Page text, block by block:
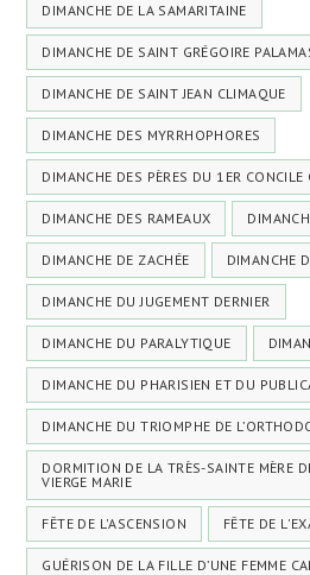
DIMANCHE DE LA SAMARITAINE
DIMANCHE DE SAINT GRÉGOIRE
DIMANCHE DE SAINT JEAN CLIMAQUE
DIMANCHE DES MYRRHOPHORES
DIMANCHE DES PÈRES DU 1ER
DIMANCHE DES RAMEAUX
DIMANCHE DE ZACHÉE DIMANCHE
DIMANCHE DU JUGEMENT DERNIER
DIMANCHE DU PARALYTIQUE
DIMANCHE DU PHARISIEN ET DU
DIMANCHE DU TRIOMPHE DE
DORMITION DE LA TRÈS-SAINTE MÈRE
VIERGE MARIE
FÊTE DE L'ASCENSION FÊTE DE
GUÉRISON DE LA FILLE D’UNE FEMME